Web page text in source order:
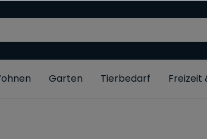
Garten Tierbedarf Freizeit